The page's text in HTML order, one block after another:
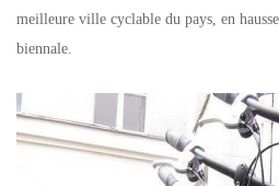
meilleure ville cyclable du pays, en
biennale.